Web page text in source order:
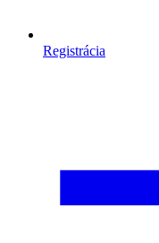
Registrácia